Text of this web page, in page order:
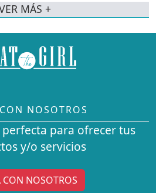
MÁS +
NOSOTROS
para ofrecer tus
y/o servicios
CON NOSOTROS